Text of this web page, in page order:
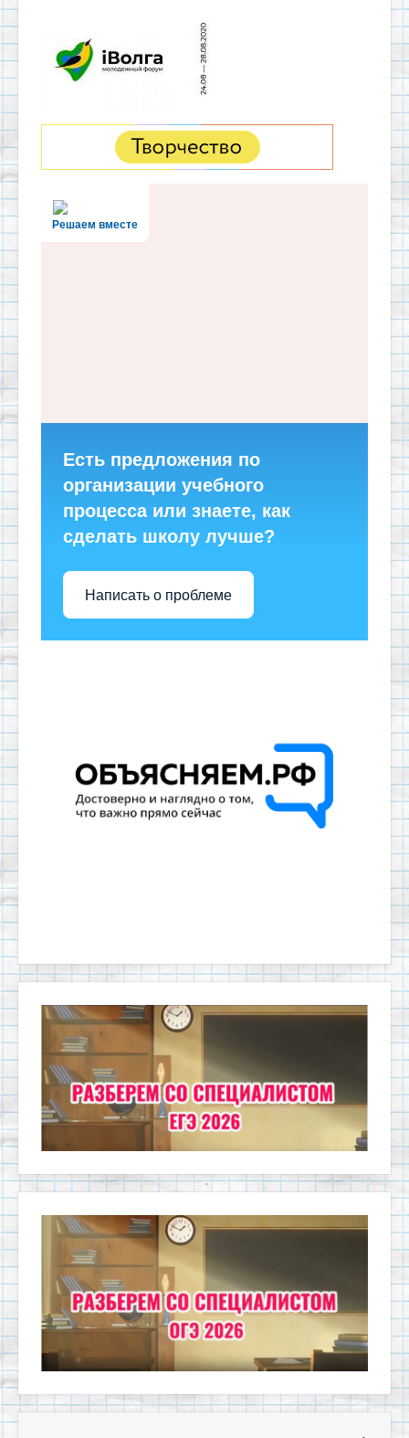
Решаем вместе
Есть предложения по
организации учебного
процесса или знаете, как
сделать школу лучше?
Написать о проблеме